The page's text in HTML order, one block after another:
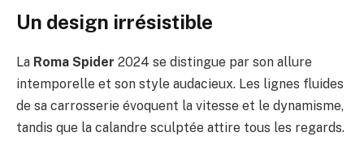
Un design irrésistible
La Roma Spider 2024 se distingue par son allure
intemporelle et son style audacieux. Les lignes fluides
de sa carrosserie évoquent la vitesse et le dynamisme,
tandis que la calandre sculptée attire tous les regards.